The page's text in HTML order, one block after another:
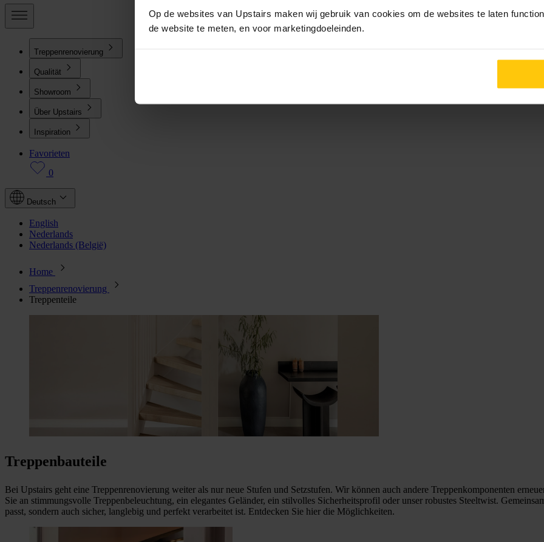
Op de websites van Upstairs maken wij gebruik van cookies om de websites te laten
de website te meten, en voor marketingdoeleinden.
Treppenrenovierung
Qualität
Showroom
Über Upstairs
Inspiration
Favorieten
0
Deutsch
English
Nederlands
Nederlands (België)
Home
Treppenrenovierung
Treppenteile
Treppenbauteile
Bei Upstairs geht eine Treppenrenovierung weiter als nur neue Stufen und Setzstufen. Wir können auch andere Treppenkomponenten
Sie an stimmungsvolle Treppenbeleuchtung, ein elegantes Geländer, ein stilvolles Sicherheitsprofil oder unser robustes Steeltwist.
passt, sondern auch sicher, langlebig und perfekt verarbeitet ist. Entdecken Sie hier die Möglichkeiten.